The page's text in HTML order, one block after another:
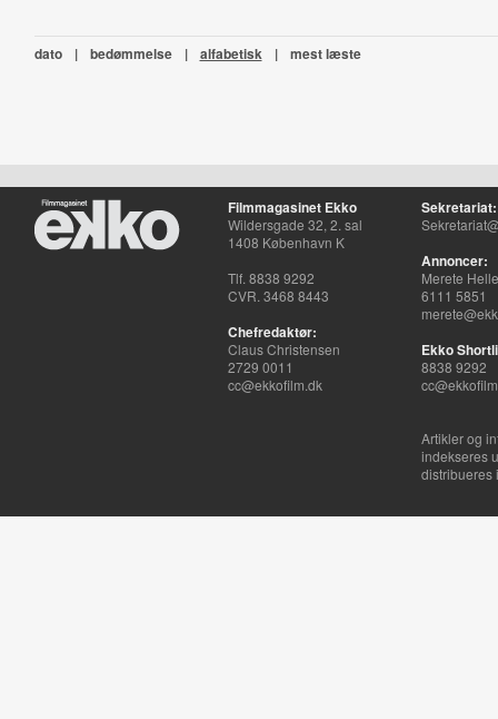
dato | bedømmelse | alfabetisk | mest læste
Filmmagasinet Ekko
Wildersgade 32, 2. sal
1408 København K
Tlf. 8838 9292
CVR. 3468 8443
Chefredaktør:
Claus Christensen
2729 0011
cc@ekkofilm.dk
Sekretariat:
Annoncer:
Merete
6111 5851
Ekko
8838 9292
Artikler og
indekseres
distribueres